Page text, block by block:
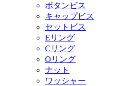
ボタンビス
キャップビス
セットビス
Eリング
Cリング
Oリング
ナット
ワッシャー